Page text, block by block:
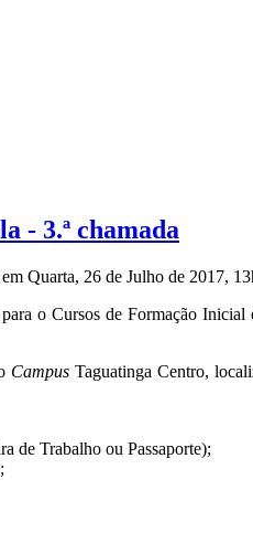
- 3.ª chamada
Quarta, 26 de Julho de 2017,
o Cursos de Formação
CampusTaguatinga Centro,
de Trabalho ou Passaporte);